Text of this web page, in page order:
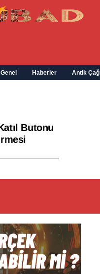
Genel Haberler Antik Çağ
Butonu